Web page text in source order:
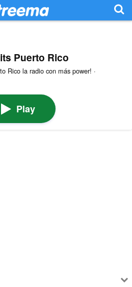
Puerto Rico
Rico la radio con más power! ·
Play